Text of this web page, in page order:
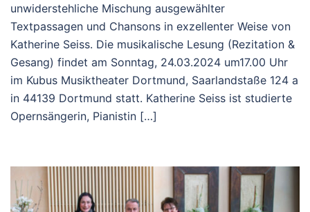
unwiderstehliche Mischung ausgewählter
Textpassagen und Chansons in exzellenter Weise von
Katherine Seiss. Die musikalische Lesung (Rezitation &
Gesang) findet am Sonntag, 24.03.2024 um17.00 Uhr
im Kubus Musiktheater Dortmund, Saarlandstaße 124 a
in 44139 Dortmund statt. Katherine Seiss ist studierte
Opernsängerin, Pianistin […]